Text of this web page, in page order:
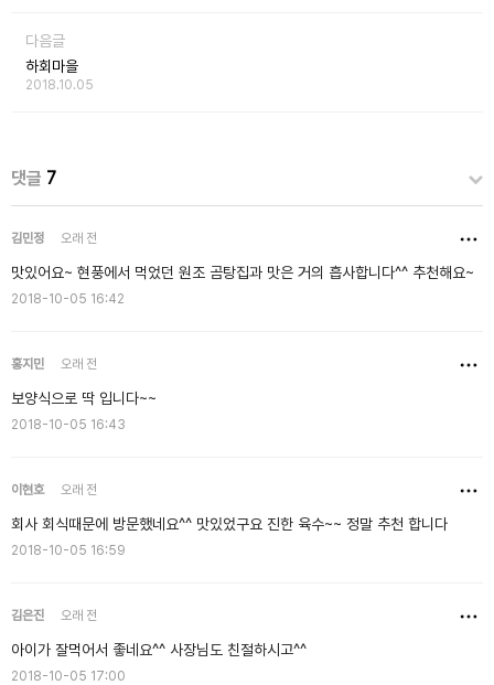
다음글
하회마을
2018.10.05
댓글 7
김민정 오래 전
맛있어요~ 현풍에서 먹었던 원조 곰탕집과 맛은 거의 흡사합니다^^ 추천해요~
2018-10-05 16:42
홍지민 오래 전
보양식으로 딱 입니다~~
2018-10-05 16:43
이현호 오래 전
회사 회식때문에 방문했네요^^ 맛있었구요 진한 육수~~ 정말 추천 합니다
2018-10-05 16:59
김은진 오래 전
아이가 잘먹어서 좋네요^^ 사장님도 친절하시고^^
2018-10-05 17:00